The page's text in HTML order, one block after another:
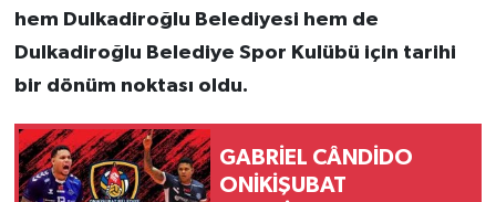
hem Dulkadiroğlu Belediyesi hem de
Dulkadiroğlu Belediye Spor Kulübü için tarihi
bir dönüm noktası oldu.
GABRİEL CÂNDİDO
ONİKİŞUBAT